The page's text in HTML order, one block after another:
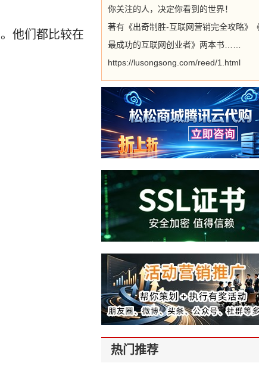
他们都比较在
你关注的人，决定你看到的世界！
著有《出奇制胜-互联网营销完全攻略》
最成功的互联网创业者》两本书……
https://lusongsong.com/reed/1.html
热门推荐